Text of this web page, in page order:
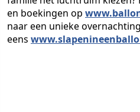
en boekingen op
naar een unieke
eens